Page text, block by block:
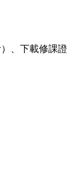
、下載修課證